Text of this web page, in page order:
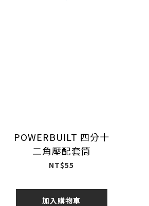
POWERBUILT 四分十
二角壓配套筒
NT$55
加入購物車